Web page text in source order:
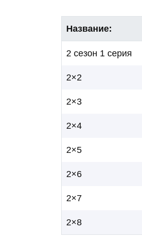
Название:
2 сезон 1 серия
2×2
2×3
2×4
2×5
2×6
2×7
2×8